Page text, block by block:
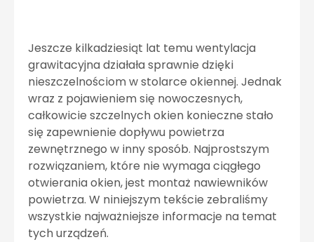
Jeszcze kilkadziesiąt lat temu wentylacja
grawitacyjna działała sprawnie dzięki
nieszczelnościom w stolarce okiennej. Jednak
wraz z pojawieniem się nowoczesnych,
całkowicie szczelnych okien konieczne stało
się zapewnienie dopływu powietrza
zewnętrznego w inny sposób. Najprostszym
rozwiązaniem, które nie wymaga ciągłego
otwierania okien, jest montaż nawiewników
powietrza. W niniejszym tekście zebraliśmy
wszystkie najważniejsze informacje na temat
tych urządzeń.